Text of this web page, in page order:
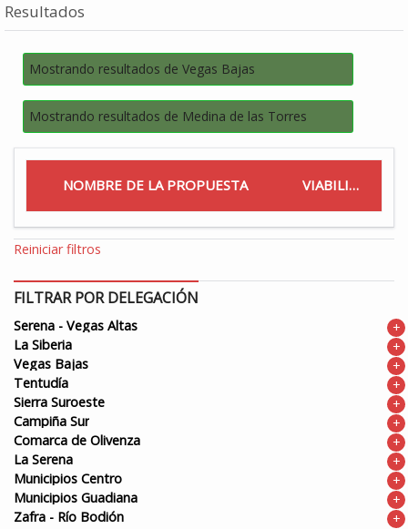
Resultados
Mostrando resultados de Vegas Bajas
Mostrando resultados de Medina de las Torres
NOMBRE DE LA PROPUESTA VIABILIDAD
Reiniciar filtros
FILTRAR POR DELEGACIÓN